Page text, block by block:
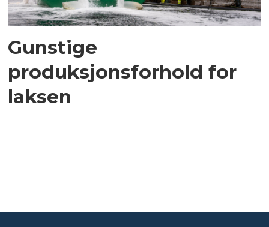
Gunstige
produksjonsforhold for
laksen